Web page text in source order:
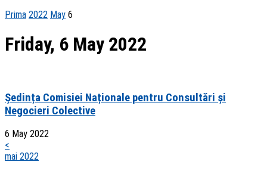
Prima 2022 May 6
Friday, 6 May 2022
Ședința Comisiei Naționale pentru Consultări și
Negocieri Colective
6 May 2022
<
mai 2022